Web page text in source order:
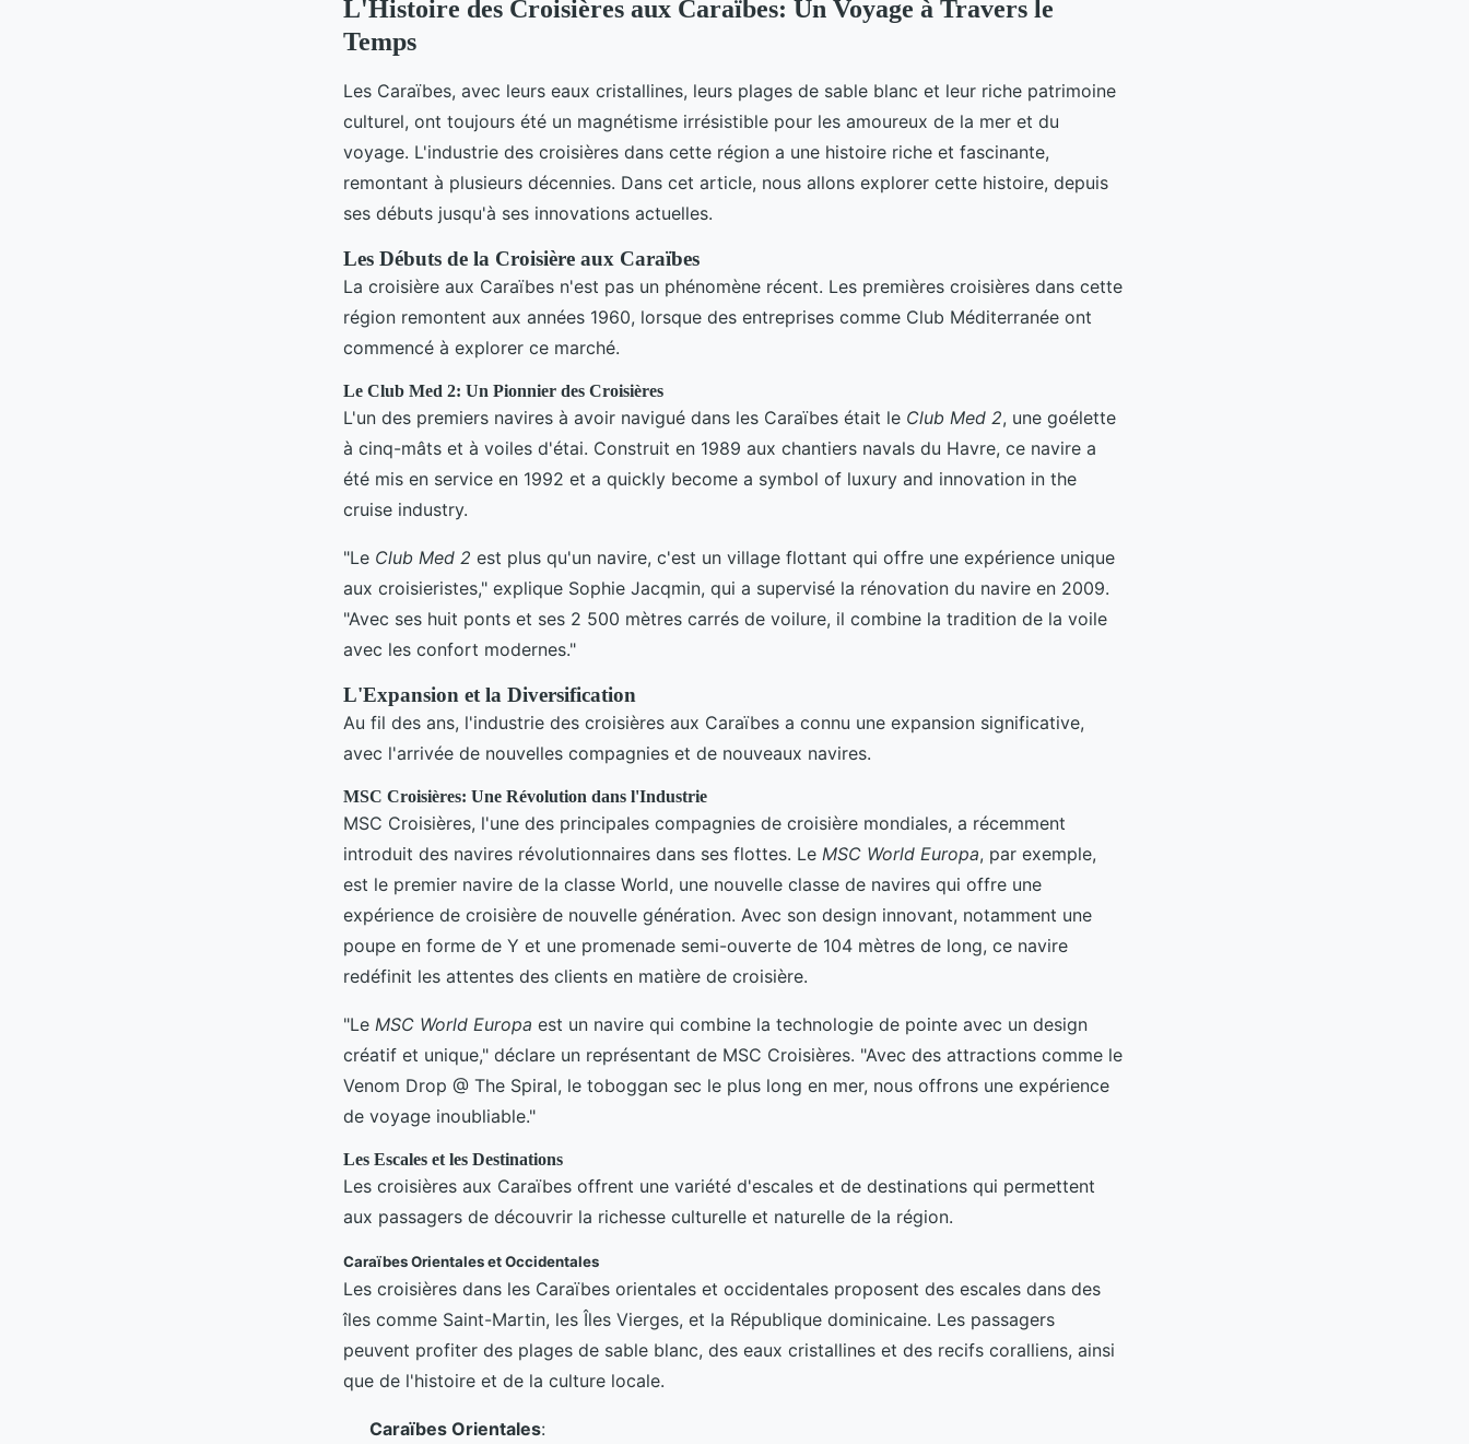
L'Histoire des Croisières aux Caraïbes: Un Voyage à Travers le
Temps
Les Caraïbes, avec leurs eaux cristallines, leurs plages de sable blanc et leur riche patrimoine
culturel, ont toujours été un magnétisme irrésistible pour les amoureux de la mer et du
voyage. L'industrie des croisières dans cette région a une histoire riche et fascinante,
remontant à plusieurs décennies. Dans cet article, nous allons explorer cette histoire, depuis
ses débuts jusqu'à ses innovations actuelles.
Les Débuts de la Croisière aux Caraïbes
La croisière aux Caraïbes n'est pas un phénomène récent. Les premières croisières dans cette
région remontent aux années 1960, lorsque des entreprises comme Club Méditerranée ont
commencé à explorer ce marché.
Le Club Med 2: Un Pionnier des Croisières
L'un des premiers navires à avoir navigué dans les Caraïbes était le Club Med 2, une goélette
à cinq-mâts et à voiles d'étai. Construit en 1989 aux chantiers navals du Havre, ce navire a
été mis en service en 1992 et a quickly become a symbol of luxury and innovation in the
cruise industry.
"Le Club Med 2 est plus qu'un navire, c'est un village flottant qui offre une expérience unique
aux croisieristes," explique Sophie Jacqmin, qui a supervisé la rénovation du navire en 2009.
"Avec ses huit ponts et ses 2 500 mètres carrés de voilure, il combine la tradition de la voile
avec les confort modernes."
L'Expansion et la Diversification
Au fil des ans, l'industrie des croisières aux Caraïbes a connu une expansion significative,
avec l'arrivée de nouvelles compagnies et de nouveaux navires.
MSC Croisières: Une Révolution dans l'Industrie
MSC Croisières, l'une des principales compagnies de croisière mondiales, a récemment
introduit des navires révolutionnaires dans ses flottes. Le MSC World Europa, par exemple,
est le premier navire de la classe World, une nouvelle classe de navires qui offre une
expérience de croisière de nouvelle génération. Avec son design innovant, notamment une
poupe en forme de Y et une promenade semi-ouverte de 104 mètres de long, ce navire
redéfinit les attentes des clients en matière de croisière.
"Le MSC World Europa est un navire qui combine la technologie de pointe avec un design
créatif et unique," déclare un représentant de MSC Croisières. "Avec des attractions comme le
Venom Drop @ The Spiral, le toboggan sec le plus long en mer, nous offrons une expérience
de voyage inoubliable."
Les Escales et les Destinations
Les croisières aux Caraïbes offrent une variété d'escales et de destinations qui permettent
aux passagers de découvrir la richesse culturelle et naturelle de la région.
Caraïbes Orientales et Occidentales
Les croisières dans les Caraïbes orientales et occidentales proposent des escales dans des
îles comme Saint-Martin, les Îles Vierges, et la République dominicaine. Les passagers
peuvent profiter des plages de sable blanc, des eaux cristallines et des recifs coralliens, ainsi
que de l'histoire et de la culture locale.
Caraïbes Orientales: